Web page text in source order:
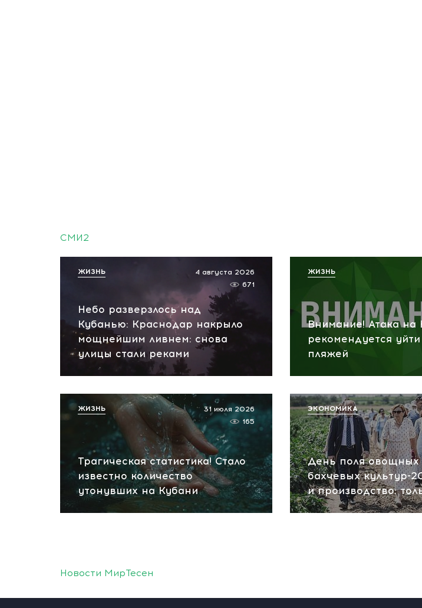
СМИ2
Небо разверзлось над
Кубанью: Краснодар накрыло
мощнейшим ливнем: снова
улицы стали реками
4 августа 2026
671
ЖИЗНЬ
Внимание! Атака на
рекомендуется
пляжей
ЖИЗНЬ
Трагическая статистика! Стало
известно количество
утонувших на Кубани
31 июля 2026
165
ЖИЗНЬ
День поля овощных
бахчевых культур-
и производство:
ЭКОНОМИКА
Новости МирТесен